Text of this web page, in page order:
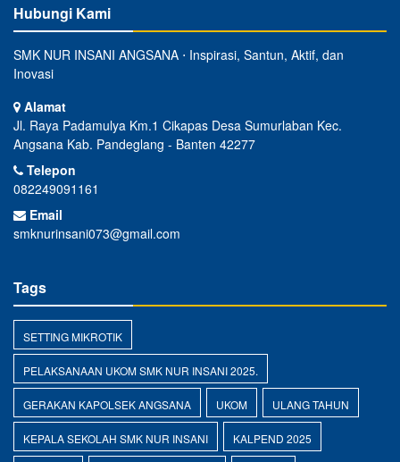
Hubungi Kami
SMK NUR INSANI ANGSANA ⋅ Inspirasi, Santun, Aktif, dan
Inovasi
Alamat
Jl. Raya Padamulya Km.1 Cikapas Desa Sumurlaban Kec.
Angsana Kab. Pandeglang - Banten 42277
Telepon
082249091161
Email
smknurinsani073@gmail.com
Tags
SETTING MIKROTIK
PELAKSANAAN UKOM SMK NUR INSANI 2025.
GERAKAN KAPOLSEK ANGSANA UKOM ULANG TAHUN
KEPALA SEKOLAH SMK NUR INSANI KALPEND 2025